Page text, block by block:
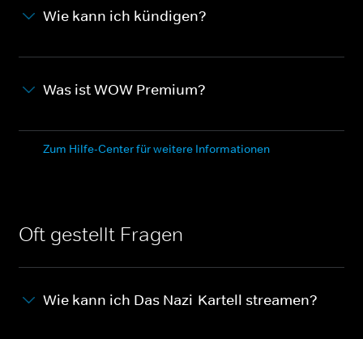
Wie kann ich kündigen?
Was ist WOW Premium?
Zum Hilfe-Center für weitere Informationen
Oft gestellt Fragen
Wie kann ich Das Nazi-Kartell streamen?